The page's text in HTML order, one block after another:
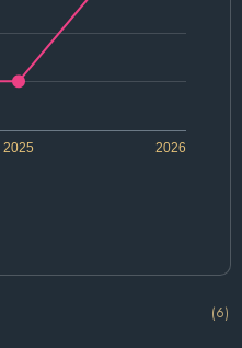
2025 2026
(6)